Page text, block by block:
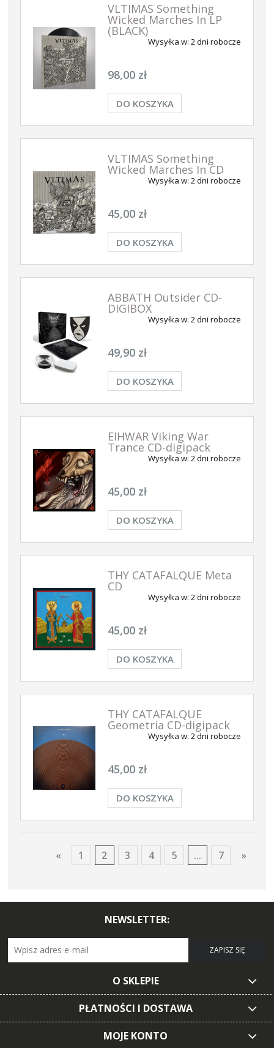
VLTIMAS Something
Wicked Marches In LP
(BLACK)
Wysyłka w: 2 dni robocze
98,00 zł
DO KOSZYKA
VLTIMAS Something
Wicked Marches In CD
Wysyłka w: 2 dni robocze
45,00 zł
DO KOSZYKA
ABBATH Outsider CD-
DIGIBOX
Wysyłka w: 2 dni robocze
49,90 zł
DO KOSZYKA
EIHWAR Viking War
Trance CD-digipack
Wysyłka w: 2 dni robocze
45,00 zł
DO KOSZYKA
THY CATAFALQUE Meta
CD
Wysyłka w: 2 dni robocze
45,00 zł
DO KOSZYKA
THY CATAFALQUE
Geometria CD-digipack
Wysyłka w: 2 dni robocze
45,00 zł
DO KOSZYKA
« 1 2 3 4 5 ... 7 »
NEWSLETTER:
ZAPISZ SIĘ
O SKLEPIE
PŁATNOŚCI I DOSTAWA
MOJE KONTO